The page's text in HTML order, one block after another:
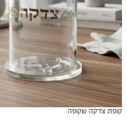
קופת צדקה שקופה